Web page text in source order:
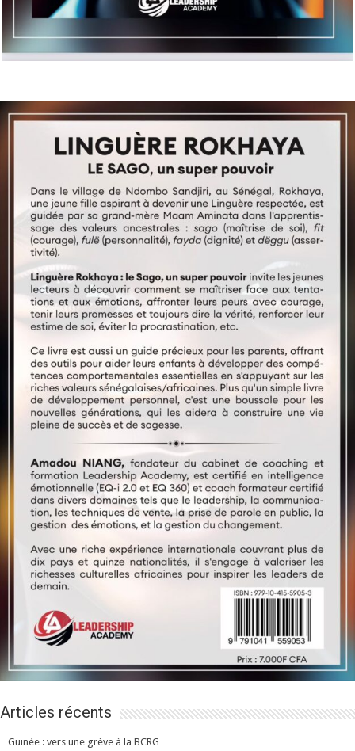
Articles récents
Guinée : vers une grève à la BCRG